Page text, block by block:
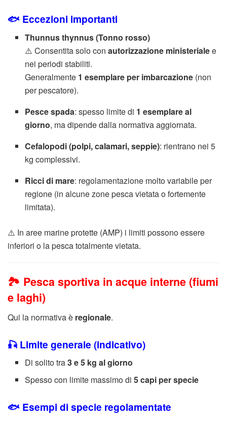
🐟 Eccezioni importanti
Thunnus thynnus(Tonno rosso)
⚠️ Consentita solo conautorizzazione ministerialee
nei periodi stabiliti.
Generalmente 1 esemplare per imbarcazione (non
per pescatore).
Pesce spada: spesso limite di 1 esemplare al
giorno, ma dipende dalla normativa aggiornata.
Cefalopodi (polpi, calamari, seppie): rientrano nei 5
kg complessivi.
Ricci di mare: regolamentazione molto variabile per
regione (in alcune zone pesca vietata o fortemente
limitata).
⚠️ In aree marine protette (AMP) i limiti possono essere
inferiori o la pesca totalmente vietata.
🏞️ Pesca sportiva in acque interne (fiumi
e laghi)
Qui la normativa è regionale.
🎣 Limite generale (indicativo)
Di solito tra3 e 5 kg al giorno
Spesso con limite massimo di5 capi per specie
🐟 Esempi di specie regolamentate